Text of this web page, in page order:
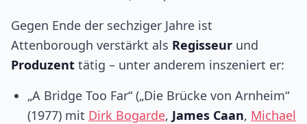
Gegen Ende der sechziger Jahre ist
Attenborough verstärkt als Regisseur und
Produzent tätig – unter anderem inszeniert er:
„A Bridge Too Far“ („Die Brücke von Arnheim“
(1977) mit Dirk Bogarde, James Caan, Michael